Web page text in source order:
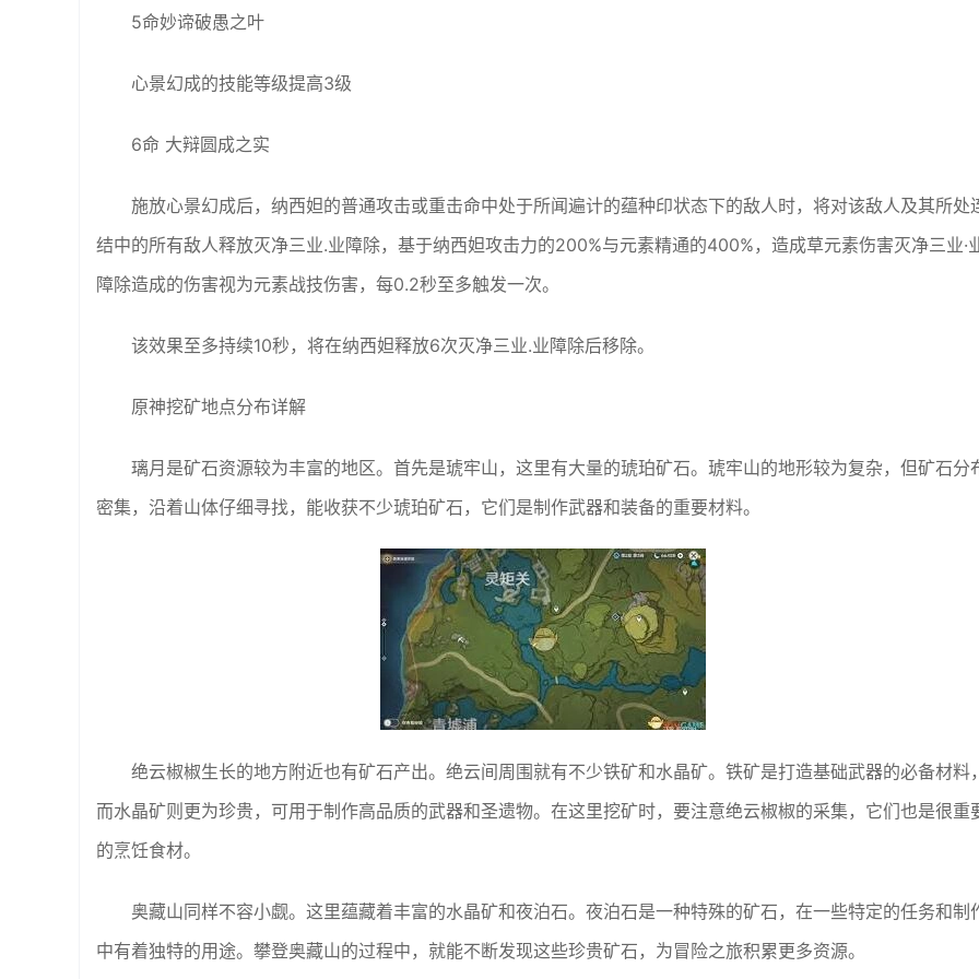
5命妙谛破愚之叶
心景幻成的技能等级提高3级
6命 大辩圆成之实
施放心景幻成后，纳西妲的普通攻击或重击命中处于所闻遍计的蕴种印状态下的敌人时，将对该敌人及其所处
结中的所有敌人释放灭净三业.业障除，基于纳西妲攻击力的200%与元素精通的400%，造成草元素伤害灭净三业·
障除造成的伤害视为元素战技伤害，每0.2秒至多触发一次。
该效果至多持续10秒，将在纳西妲释放6次灭净三业.业障除后移除。
原神挖矿地点分布详解
璃月是矿石资源较为丰富的地区。首先是琥牢山，这里有大量的琥珀矿石。琥牢山的地形较为复杂，但矿石分
密集，沿着山体仔细寻找，能收获不少琥珀矿石，它们是制作武器和装备的重要材料。
绝云椒椒生长的地方附近也有矿石产出。绝云间周围就有不少铁矿和水晶矿。铁矿是打造基础武器的必备材料，
而水晶矿则更为珍贵，可用于制作高品质的武器和圣遗物。在这里挖矿时，要注意绝云椒椒的采集，它们也是很重
的烹饪食材。
奥藏山同样不容小觑。这里蕴藏着丰富的水晶矿和夜泊石。夜泊石是一种特殊的矿石，在一些特定的任务和制
中有着独特的用途。攀登奥藏山的过程中，就能不断发现这些珍贵矿石，为冒险之旅积累更多资源。